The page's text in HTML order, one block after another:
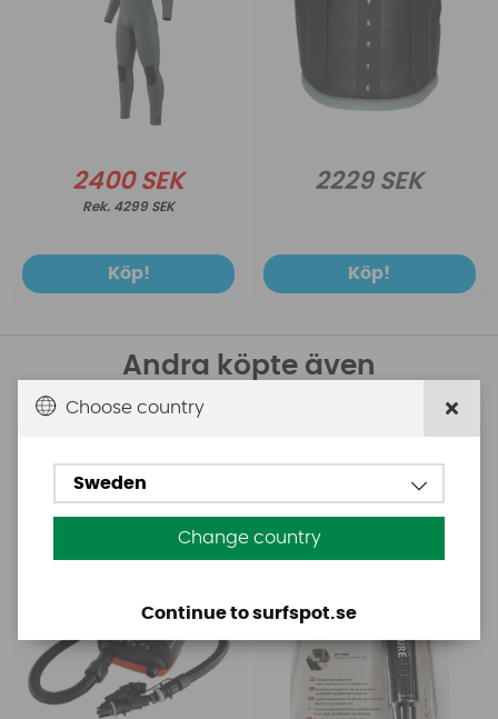
2400 SEK
4299 SEK
Köp!
2229 SEK
Köp!
Andra köpte även
SUP Pump
Choose country
Sweden
Change country
Continue to surfspot.se